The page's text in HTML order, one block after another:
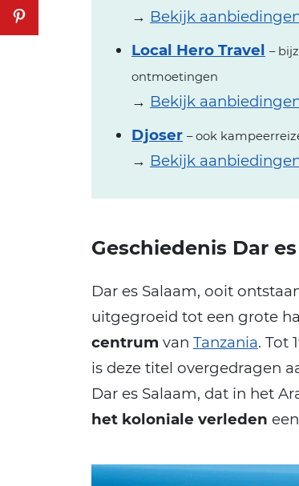
→ Bekijk
Local Hero Travel –
ontmoetingen
→ Bekijk
Djoser – ook
→ Bekijk
Geschiedenis Dar
Dar es Salaam, ooit
uitgegroeid tot een grote
centrum van Tanzania. Tot
is deze titel overgedragen
Dar es Salaam, dat in het
het koloniale verleden